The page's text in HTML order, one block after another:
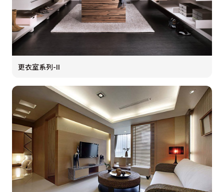
更衣室系列-II